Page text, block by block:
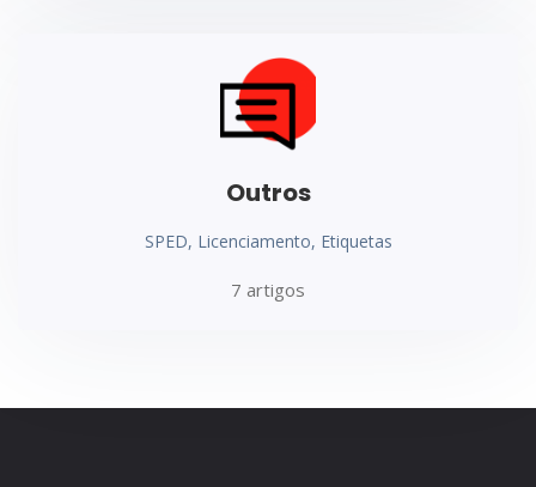
Outros
SPED, Licenciamento, Etiquetas
7 artigos